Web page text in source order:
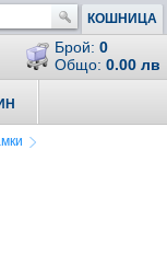
КОШНИЦА
Брой: 0
Общо: 0.00 лв